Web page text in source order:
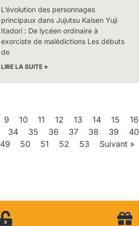
L’évolution des personnages
principaux dans Jujutsu Kaisen Yuji
Itadori : De lycéen ordinaire à
exorciste de malédictions Les débuts
de
LIRE LA SUITE »
9 10 11 12 13 14 15 16
34 35 36 37 38 39 40
49
50 51 52 53 Suivant »